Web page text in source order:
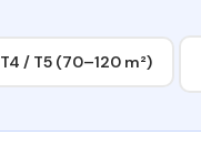
/ T5 (70–120 m²)